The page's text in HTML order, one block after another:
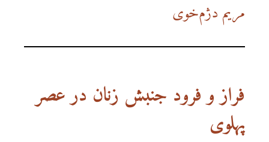
مریم دژم‌خوی
فراز و فرود جنبش زنان در عصر
پهلوی